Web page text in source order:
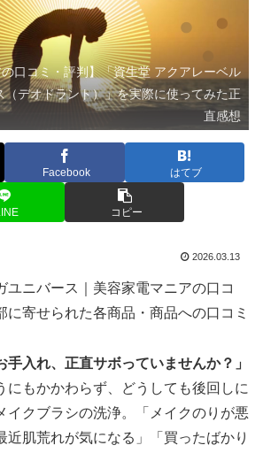
の口コミ・評判】「資生堂 アクアレーベル
（デオドラント）」を実際に使ってみた正
直感想
Facebook はてブ
コピー
2026.03.13
ニバース｜美容家電マニアの口コ
に寄せられた各商品・商品への口コミ
手入れ、正直サボっていませんか？」
にもかかわらず、どうしても後回しに
イクブラシの洗浄。「メイクのりが悪
近肌荒れが気になる」「買ったばかり